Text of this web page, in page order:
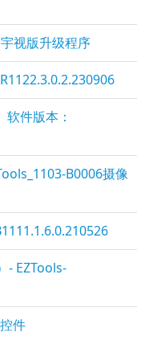
视版升级程序
件版本：
B0006摄像
- EZTools-
件